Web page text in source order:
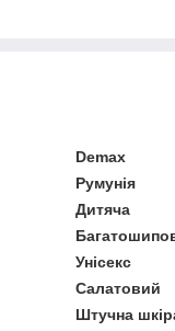
Demax
Румунія
Дитяча
Унісекс
Салатовий
Штучна